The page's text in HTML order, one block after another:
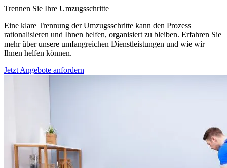
Trennen Sie Ihre Umzugsschritte
Eine klare Trennung der Umzugsschritte kann den Prozess
rationalisieren und Ihnen helfen, organisiert zu bleiben. Erfahren Sie
mehr über unsere umfangreichen Dienstleistungen und wie wir
Ihnen helfen können.
Jetzt Angebote anfordern